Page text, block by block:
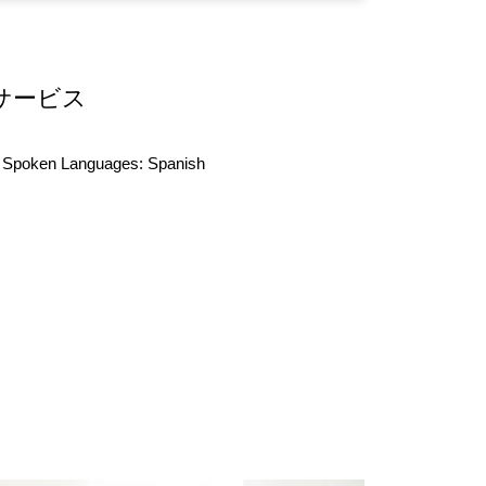
ービス
Spoken Languages: Spanish